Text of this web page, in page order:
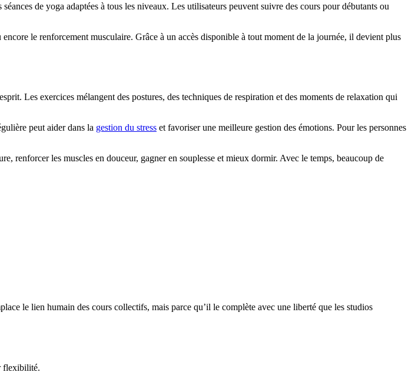
de yoga adaptées à tous les niveaux. Les utilisateurs peuvent suivre des cours pour débutants ou
encore le renforcement musculaire. Grâce à un accès disponible à tout moment de la journée, il devient plus
Les exercices mélangent des postures, des techniques de respiration et des moments de relaxation qui
peut aider dans la gestion du stress et favoriser une meilleure gestion des émotions. Pour les personnes
renforcer les muscles en douceur, gagner en souplesse et mieux dormir. Avec le temps, beaucoup de
le lien humain des cours collectifs, mais parce qu’il le complète avec une liberté que les studios
flexibilité.